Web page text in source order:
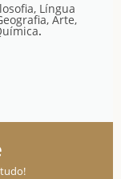
Língua
Arte,
.